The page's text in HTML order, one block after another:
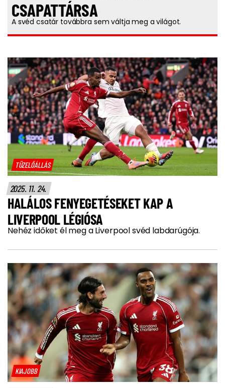
CSAPATTÁRSA
A svéd csatár továbbra sem váltja meg a világot.
TÜZELŐÁLLÁS
2025. 11. 24.
HALÁLOS FENYEGETÉSEKET KAP A
LIVERPOOL LÉGIÓSA
Nehéz időket él meg a Liverpool svéd labdarúgója.
KIAJOBB